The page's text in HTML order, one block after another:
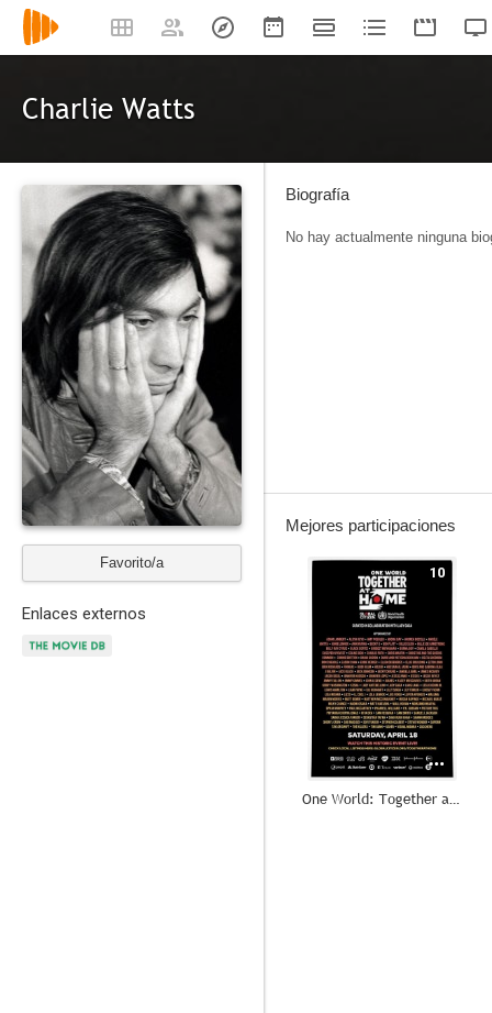
Charlie Watts
Favorito/a
Enlaces externos
Biografía
No hay actualmente ninguna
Mejores participaciones
10
One World: Together at Home